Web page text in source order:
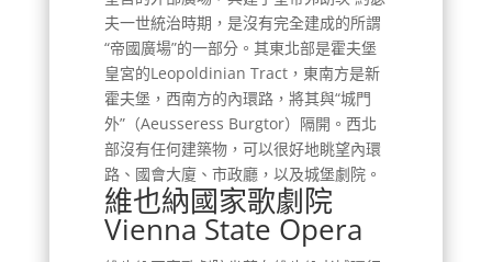
夫一世統治時期，是沒有完全建成的所謂
“帝國廣場”的一部分。其東北部是霍夫堡
皇宮的Leopoldinian Tract，東南方是新
霍夫堡，西南方的內環路，將其與“城門
外”（Aeusseress Burgtor）隔開。西北
部沒有任何建築物，可以很好地眺望內環
路、國會大廈、市政廳，以及城堡劇院。
維也納國家歌劇院
Vienna State Opera